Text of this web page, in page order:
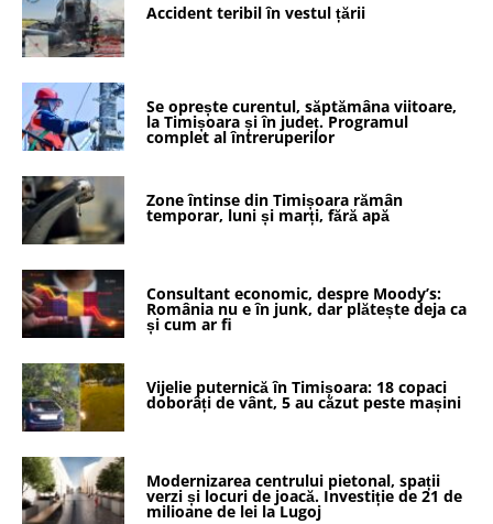
Accident teribil în vestul țării
Se oprește curentul, săptămâna viitoare,
la Timișoara și în județ. Programul
complet al întreruperilor
Zone întinse din Timișoara rămân
temporar, luni și marți, fără apă
Consultant economic, despre Moody’s:
România nu e în junk, dar plătește deja ca
și cum ar fi
Vijelie puternică în Timișoara: 18 copaci
doborâți de vânt, 5 au căzut peste mașini
Modernizarea centrului pietonal, spații
verzi și locuri de joacă. Investiție de 21 de
milioane de lei la Lugoj